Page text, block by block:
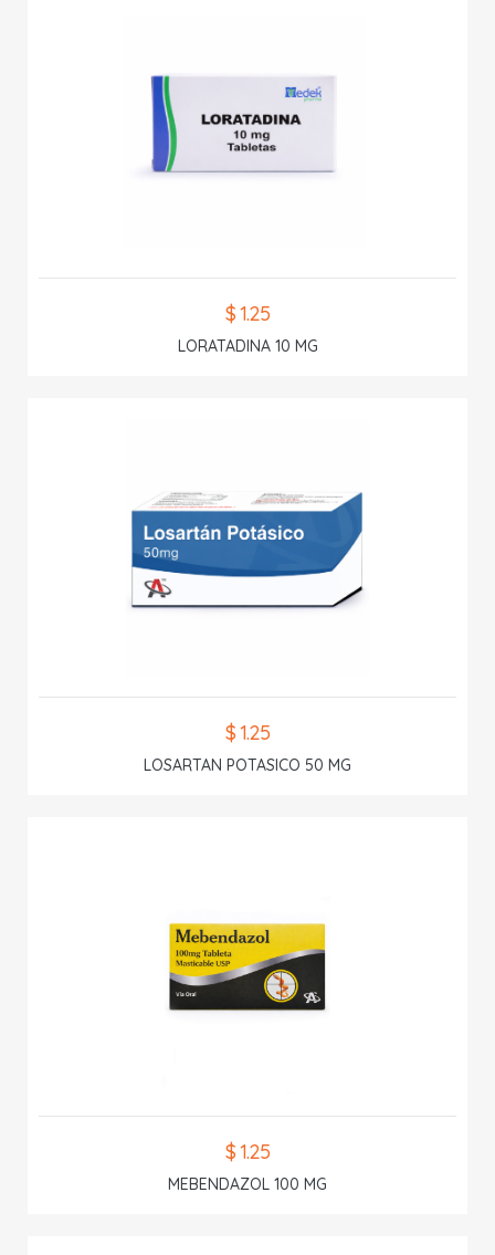
$ 1.25
LORATADINA 10 MG
$ 1.25
LOSARTAN POTASICO 50 MG
$ 1.25
MEBENDAZOL 100 MG